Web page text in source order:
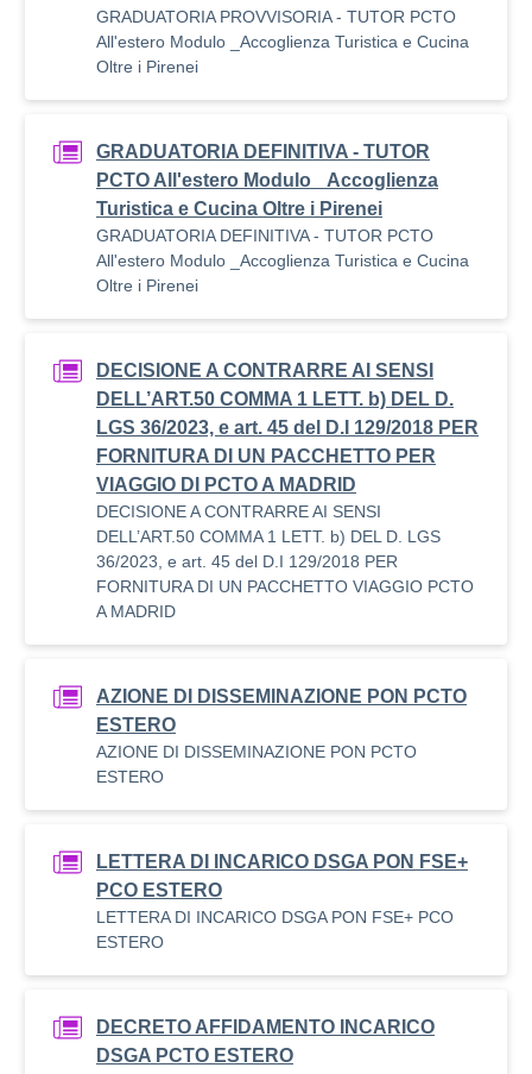
GRADUATORIA PROVVISORIA - TUTOR PCTO
All'estero Modulo _Accoglienza Turistica e Cucina
Oltre i Pirenei
GRADUATORIA DEFINITIVA - TUTOR
PCTO All'estero Modulo _Accoglienza
Turistica e Cucina Oltre i Pirenei
GRADUATORIA DEFINITIVA - TUTOR PCTO
All'estero Modulo _Accoglienza Turistica e Cucina
Oltre i Pirenei
DECISIONE A CONTRARRE AI SENSI
DELL’ART.50 COMMA 1 LETT. b) DEL D.
LGS 36/2023, e art. 45 del D.I 129/2018 PER
FORNITURA DI UN PACCHETTO PER
VIAGGIO DI PCTO A MADRID
DECISIONE A CONTRARRE AI SENSI
DELL’ART.50 COMMA 1 LETT. b) DEL D. LGS
36/2023, e art. 45 del D.I 129/2018 PER
FORNITURA DI UN PACCHETTO VIAGGIO PCTO
A MADRID
AZIONE DI DISSEMINAZIONE PON PCTO
ESTERO
AZIONE DI DISSEMINAZIONE PON PCTO
ESTERO
LETTERA DI INCARICO DSGA PON FSE+
PCO ESTERO
LETTERA DI INCARICO DSGA PON FSE+ PCO
ESTERO
DECRETO AFFIDAMENTO INCARICO
DSGA PCTO ESTERO